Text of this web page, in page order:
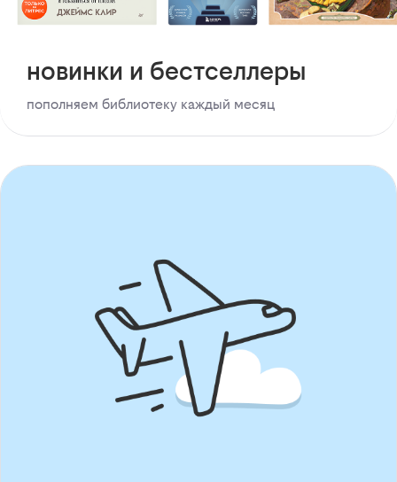
новинки и бестселлеры
пополняем библиотеку каждый месяц